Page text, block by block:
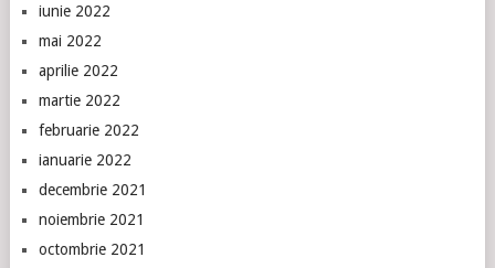
iunie 2022
mai 2022
aprilie 2022
martie 2022
februarie 2022
ianuarie 2022
decembrie 2021
noiembrie 2021
octombrie 2021